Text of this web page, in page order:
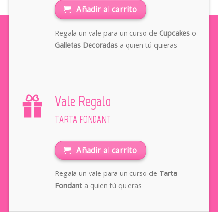
Añadir al carrito
Regala un vale para un curso de Cupcakeso
Galletas Decoradasa quien tú quieras
Vale Regalo
TARTA FONDANT
Añadir al carrito
Regala un vale para un curso de Tarta
Fondanta quien tú quieras